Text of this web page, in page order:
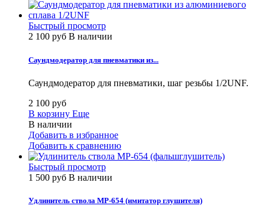
Быстрый просмотр
2 100 руб В наличии
Саундмодератор для пневматики из...
Саундмодератор для пневматики, шаг резьбы 1/2UNF.
2 100 руб
В корзину Еще
В наличии
Добавить в избранное
Добавить к сравнению
Быстрый просмотр
1 500 руб В наличии
Удлинитель ствола MP-654 (имитатор глушителя)